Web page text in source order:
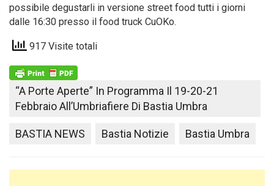
possibile degustarli in versione street food tutti i giorni
dalle 16:30 presso il food truck CuOKo.
917 Visite totali
“A Porte Aperte” In Programma Il 19-20-21
Febbraio All’Umbriafiere Di Bastia Umbra
BASTIA NEWS Bastia Notizie Bastia Umbra